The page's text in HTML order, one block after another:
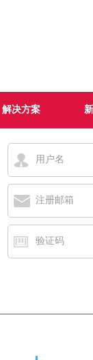
解决方案
用户名
注册邮箱
验证码